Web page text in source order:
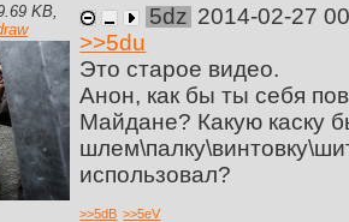
KB 5dz 2014-02-27
>>5du
Это старое видео.
Анон, как бы ты себя
Майдане? Какую каску
использовал?
>>5dB >>5eV